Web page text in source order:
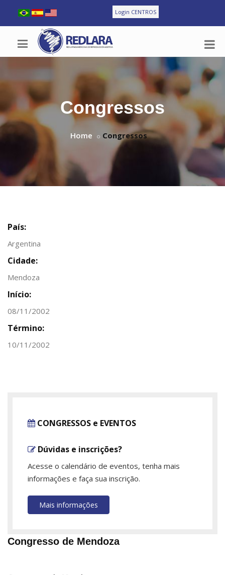
Login CENTROS
Congressos
Home Congressos
País:
Argentina
Cidade:
Mendoza
Início:
08/11/2002
Término:
10/11/2002
CONGRESSOS e EVENTOS
Dúvidas e inscrições?
Acesse o calendário de eventos, tenha mais
informações e faça sua inscrição.
Mais informações
Congresso de Mendoza